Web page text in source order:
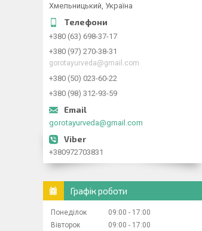
Хмельницький, Україна
+380 (63) 698-37-17
+380 (97) 270-38-31
gorotayurveda@gmail.com
+380 (50) 023-60-22
+380 (98) 312-93-59
gorotayurveda@gmail.com
+380972703831
Графік роботи
Понеділок 09:00
17:00
Вівторок
09:00
17:00